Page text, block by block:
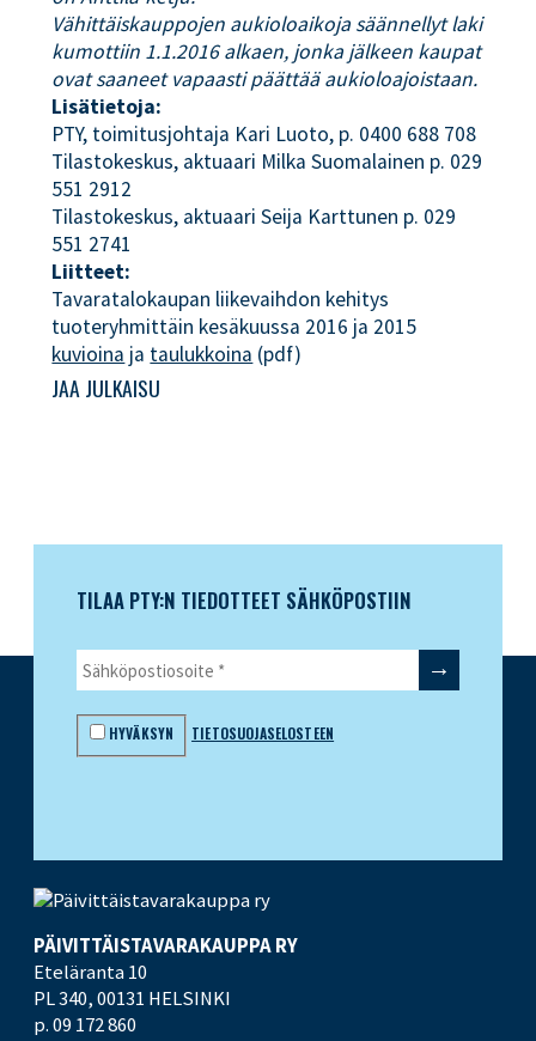
Vähittäiskauppojen aukioloaikoja säännellyt laki
kumottiin 1.1.2016 alkaen, jonka jälkeen kaupat
ovat saaneet vapaasti päättää aukioloajoistaan.
Lisätietoja:
PTY, toimitusjohtaja Kari Luoto, p. 0400 688 708
Tilastokeskus, aktuaari Milka Suomalainen p. 029
551 2912
Tilastokeskus, aktuaari Seija Karttunen p. 029
551 2741
Liitteet:
Tavaratalokaupan liikevaihdon kehitys
tuoteryhmittäin kesäkuussa 2016 ja 2015
kuvioina ja taulukkoina (pdf)
JAA JULKAISU
TILAA PTY:N TIEDOTTEET SÄHKÖPOSTIIN
HYVÄKSYN TIETOSUOJASELOSTEEN
PÄIVITTÄISTAVARA­KAUPPA RY
Eteläranta 10
PL 340,00131 HELSINKI
p. 09 172 860